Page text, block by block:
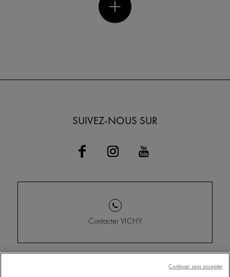
SUIVEZ-NOUS SUR
Contacter VICHY
Trouver un point de venteContinuer sans accepter